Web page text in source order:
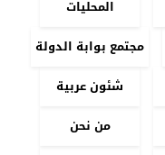
المحليات
مجتمع بوابة الدولة
شئون عربية
من نحن